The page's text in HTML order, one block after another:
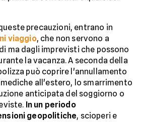
precauzioni, entrano in
viaggio, che non servono a
ma dagli imprevisti che possono
la vacanza. A seconda della
può coprire l'annullamento
all'estero, lo smarrimento
anticipata del soggiorno o
In un periodo
geopolitiche, scioperi e